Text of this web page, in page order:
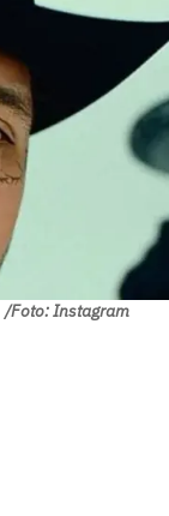
/Foto: Instagram